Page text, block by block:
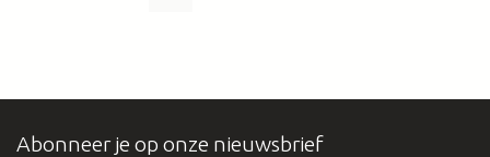
Abonneer je op onze nieuwsbrief